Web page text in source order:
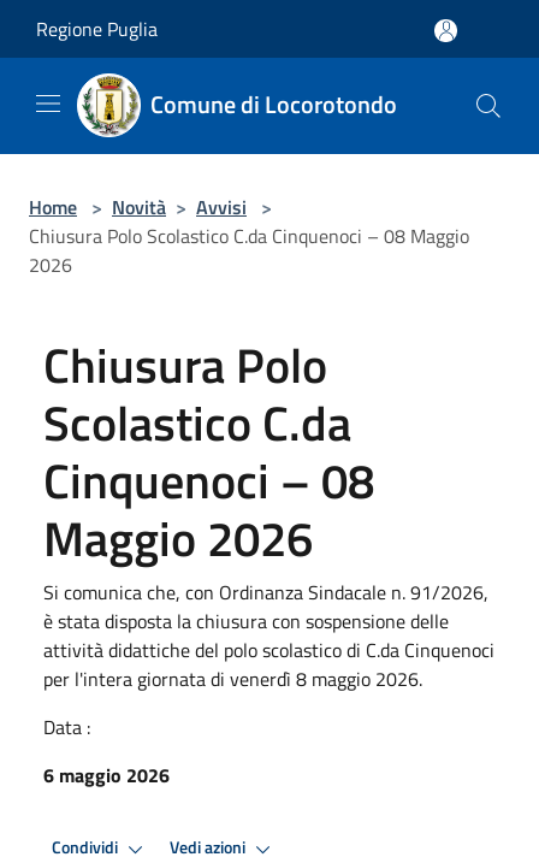
Regione Puglia
Comune di Locorotondo
Home > Novità > Avvisi >
Chiusura Polo Scolastico C.da Cinquenoci – 08 Maggio
2026
Chiusura Polo
Scolastico C.da
Cinquenoci – 08
Maggio 2026
Si comunica che, con Ordinanza Sindacale n. 91/2026,
è stata disposta la chiusura con sospensione delle
attività didattiche del polo scolastico di C.da Cinquenoci
per l'intera giornata di venerdì 8 maggio 2026.
Data :
6 maggio 2026
Condividi Vedi azioni